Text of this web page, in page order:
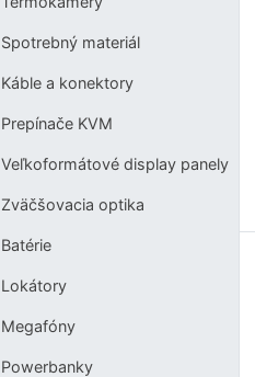
Spotrebný materiál
Káble a konektory
Prepínače KVM
Veľkoformátové display panely
Zväčšovacia optika
Batérie
Lokátory
Megafóny
Powerbanky